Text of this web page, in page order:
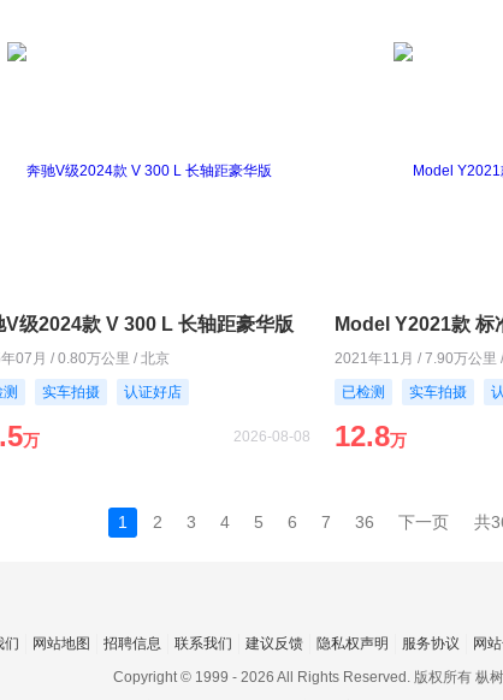
V级2024款 V 300 L 长轴距豪华版
07月 / 0.80万公里 / 北京
实车拍摄 认证好店
万 2026-08-08
Model Y2021款 标
2021年11月 / 7.90万公里
已检测
实车拍摄
12.8万
1 2 3 4 5 6 7 36 下一页 共
们 网站地图 招聘信息 联系我们 建议反馈 隐私权声明 服务协议 网
Copyright © 1999 - 2026 All Rights Reserved. 版权所有 枞